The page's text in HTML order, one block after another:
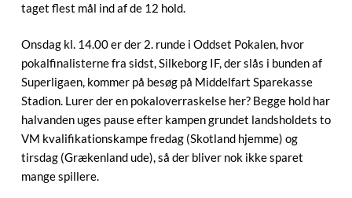
taget flest mål ind af de 12 hold.
Onsdag kl. 14.00 er der 2. runde i Oddset Pokalen, hvor
pokalfinalisterne fra sidst, Silkeborg IF, der slås i bunden af
Superligaen, kommer på besøg på Middelfart Sparekasse
Stadion. Lurer der en pokaloverraskelse her? Begge hold har
halvanden uges pause efter kampen grundet landsholdets to
VM kvalifikationskampe fredag (Skotland hjemme) og
tirsdag (Grækenland ude), så der bliver nok ikke sparet
mange spillere.